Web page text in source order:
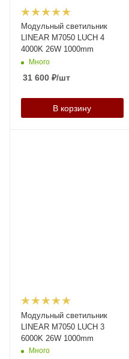
Модульный светильник
LINEAR M7050 LUCH 4
4000K 26W 1000mm
Много
31 600 ₽/шт
В корзину
Модульный светильник
LINEAR M7050 LUCH 3
6000K 26W 1000mm
Много